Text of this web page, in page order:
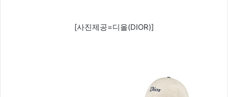
[사진제공=디올(DIOR)]